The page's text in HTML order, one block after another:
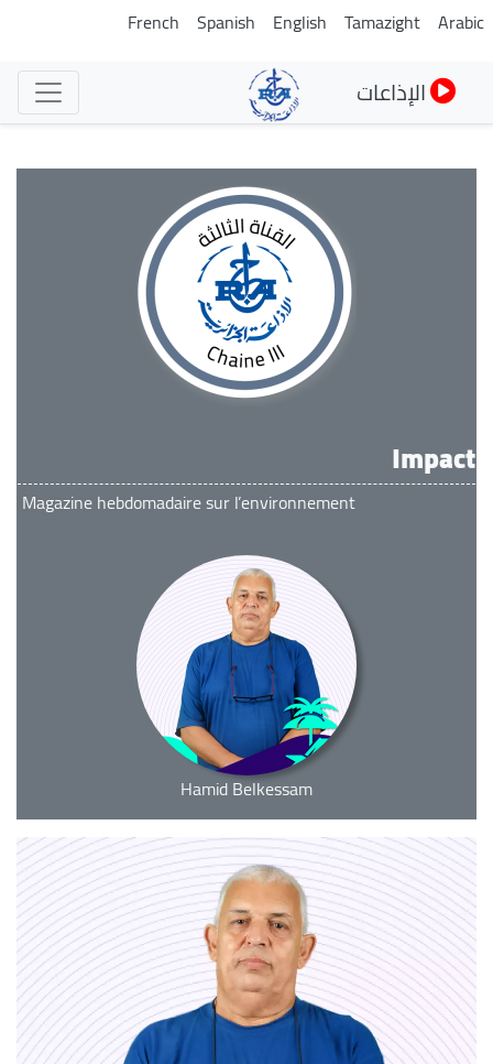
تجاوز
Arabic
Tamazight
English
Spanish
French
الإذاعات
Impact
Magazine hebdomadaire sur l’environnement
Hamid Belkessam